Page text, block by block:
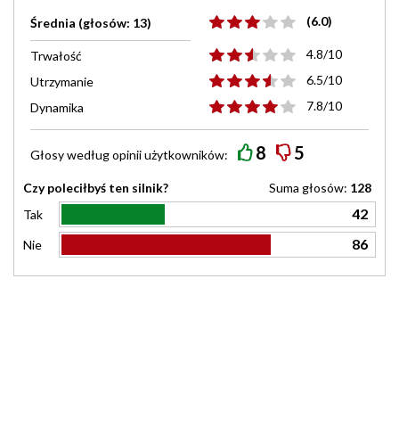
Średnia (głosów: 13) (6.0)
Trwałość
4.8/10
Utrzymanie
6.5/10
Dynamika
7.8/10
Głosy wedługopiniiużytkowników: 8 5
Czy poleciłbyś ten silnik? Suma głosów: 128
Tak
42
Nie 86